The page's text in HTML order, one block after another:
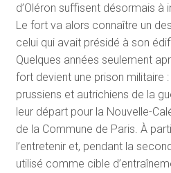
d’Oléron suffisent désormais à
Le fort va alors connaître un
celui qui avait présidé à son
Quelques années seulement
fort devient une prison militaire
prussiens et autrichiens de la
leur départ pour la Nouvelle-
de la Commune de Paris. À
l’entretenir et, pendant la
utilisé comme cible